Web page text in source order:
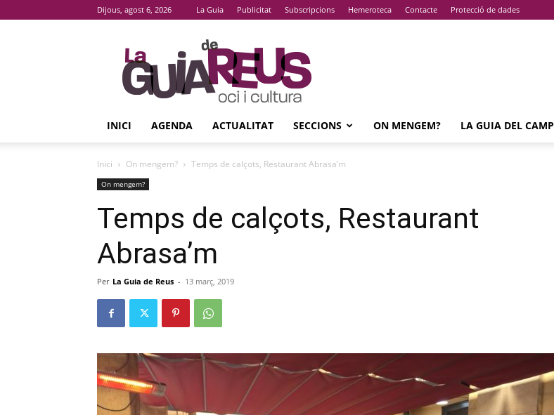
Dijous, agost 6, 2026 La Guia Publicitat Subscripcions Hemeroteca Contacte Protecció de dades
La
Guia
De
Reus
INICI AGENDA ACTUALITAT SECCIONS ON MENGEM? LA GUIA DEL CAMP
Inici On mengem? Temps de calçots, Restaurant Abrasa’m
On mengem?
Temps de calçots, Restaurant
Abrasa’m
Per La Guia de Reus - 13 març, 2019